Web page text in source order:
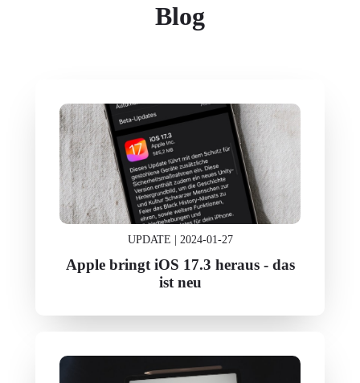
Blog
UPDATE | 2024-01-27
Apple bringt iOS 17.3 heraus - das
ist neu